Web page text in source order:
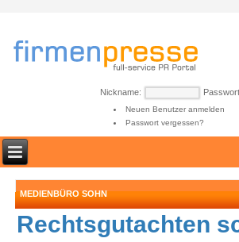
Nickname:
Neuen Benutzer anmelden
Passwort vergessen?
MEDIENBÜRO SOHN
Rechtsgutachten